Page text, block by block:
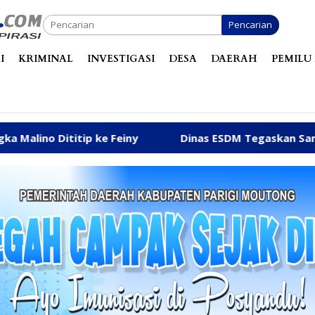
Pencarian
KRIMINAL INVESTIGASI DESA DAERAH PEMILU
Dinas ESDM Tegaskan Sanksi CV BBN Belum